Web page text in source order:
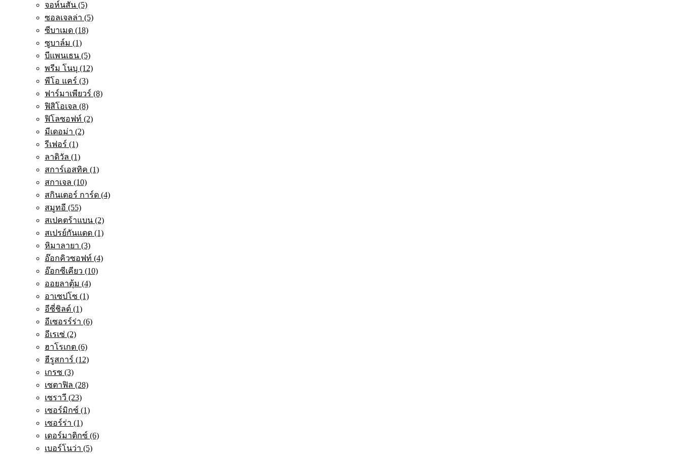
จอห์นสัน (5)
ซอลเจลล่า (5)
ซีบาเมด (18)
ซูบาล์ม (1)
บีแพนเธน (5)
พรีม โนบุ (12)
พีโอ แคร์ (3)
ฟาร์มาเพียวร์ (8)
ฟิสิโอเจล (8)
ฟิโลซอฟท์ (2)
มีเดอม่า (2)
รีเฟอร์ (1)
ลาดิวัล (1)
สการ์เอสทิค (1)
สกาเจล (10)
สกินเตอร์ การ์ด (4)
สมูทอี (55)
สเปคตร้าแบน (2)
สเปรย์กันแดด (1)
หิมาลายา (3)
อ๊อกคิวซอฟท์ (4)
อ๊อกซีเคียว (10)
ออยลาตุ้ม (4)
อาเซปโซ (1)
อีซี่ชิลด์ (1)
อีเซอรร์ร่า (6)
อีเรเซ่ (2)
ฮาโรเกต (6)
ฮีรูสการ์ (12)
เกรซ (3)
เซตาฟิล (28)
เซราวี (23)
เซอร์มิกซ์ (1)
เซอร์ร่า (1)
เดอร์มาติกซ์ (6)
เบอร์โนว่า (5)